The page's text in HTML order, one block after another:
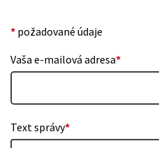
* požadované údaje
Vaša e-mailová adresa*
Text správy*